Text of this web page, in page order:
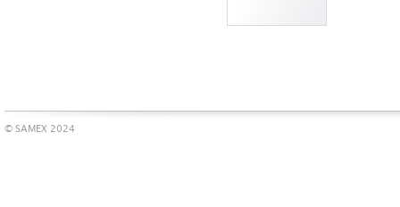
© SAMEX 2024